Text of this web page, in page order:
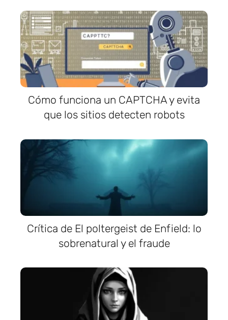
Cómo funciona un CAPTCHA y evita
que los sitios detecten robots
Crítica de El poltergeist de Enfield: lo
sobrenatural y el fraude